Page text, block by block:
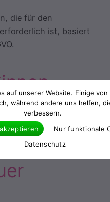
die für den
ist, basiert
sind ggf.
auf unserer Website. Einige
während andere uns helfen,
verbessern.
Nur funktionale
Datenschutz